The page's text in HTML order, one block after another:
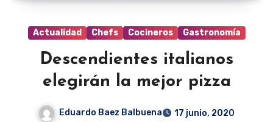
Actualidad Chefs Cocineros Gastronomía
Descendientes italianos
elegirán la mejor pizza
Eduardo Baez Balbuena
17 junio, 2020